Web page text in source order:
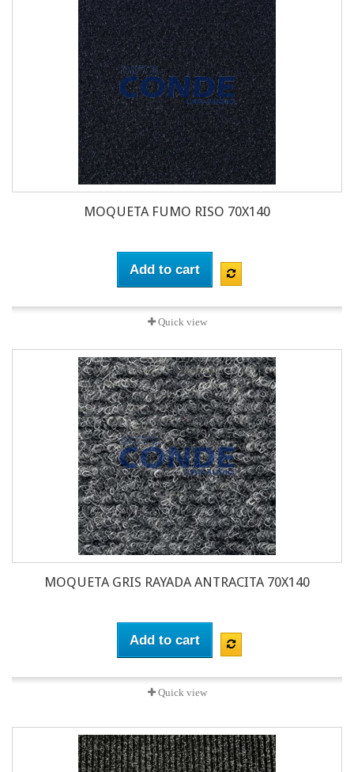
MOQUETA FUMO RISO 70X140
Add to cart
Quick view
MOQUETA GRIS RAYADA ANTRACITA 70X140
Add to cart
Quick view